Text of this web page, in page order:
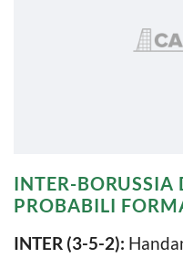
INTER-BORUSSIA
PROBABILI
INTER (3-5-2):